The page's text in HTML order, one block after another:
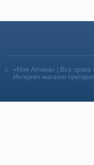
«Моя Аптека» | Все
Интернет-магазин